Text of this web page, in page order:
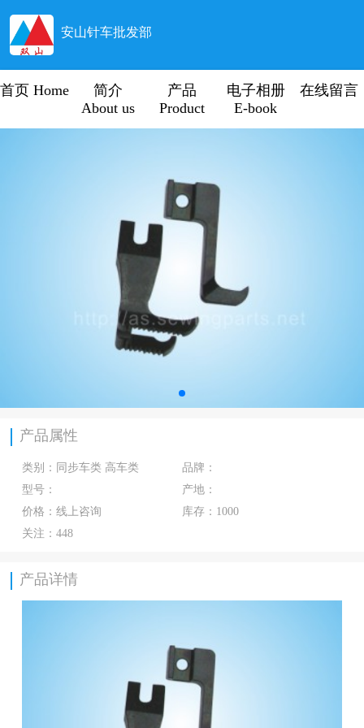
安山针车批发部
首页 Home
简介
About us
产品
Product
电子相册
E-book
在线留言
产品属性
类别： 同步车类 高车类
品牌：
型号：
产地：
价格： 线上咨询 库存： 1000
关注： 448
产品详情